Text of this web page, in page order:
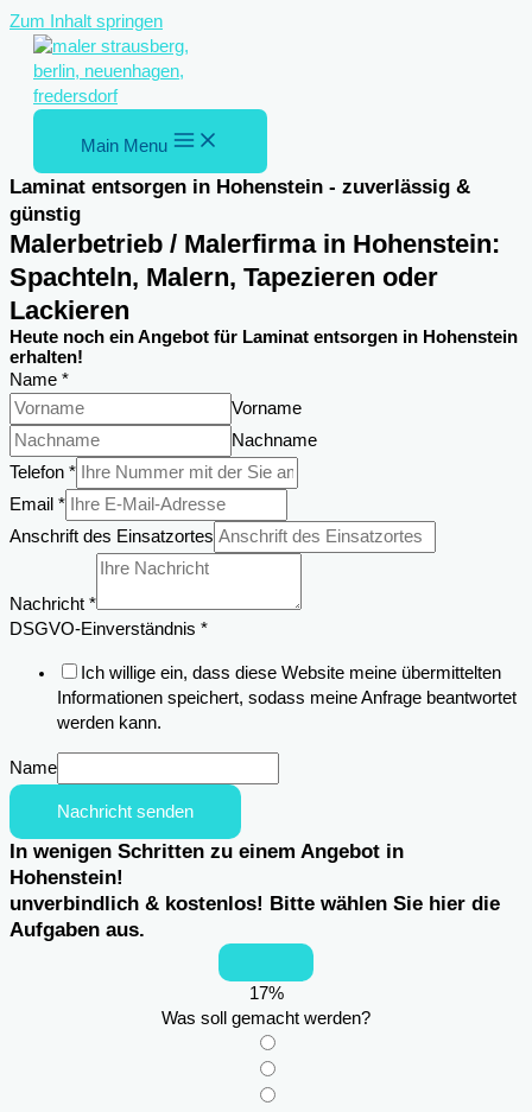
Zum Inhalt springen
Main Menu
Laminat entsorgen in Hohenstein - zuverlässig &
günstig
Malerbetrieb / Malerfirma in Hohenstein:
Spachteln, Malern, Tapezieren oder
Lackieren
Heute noch ein Angebot für Laminat entsorgen in Hohenstein
erhalten!
Name *
Vorname
Nachname
Telefon *
Email *
Anschrift des Einsatzortes
Email
Nachricht *
DSGVO-Einverständnis *
Ich willige ein, dass diese Website meine übermittelten
Informationen speichert, sodass meine Anfrage beantwortet
werden kann.
Name
Nachricht senden
In wenigen Schritten zu einem Angebot in
Hohenstein!
unverbindlich & kostenlos! Bitte wählen Sie hier die
Aufgaben aus.
17%
Was soll gemacht werden?